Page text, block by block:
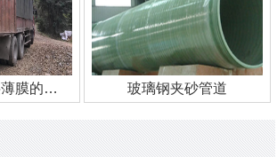
玻璃钢管道外层薄膜的作用 玻璃钢夹砂管道